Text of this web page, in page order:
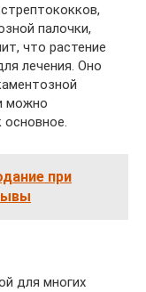
палочки,
что растение
лечения. Оно
можно
основное.
при
для многих